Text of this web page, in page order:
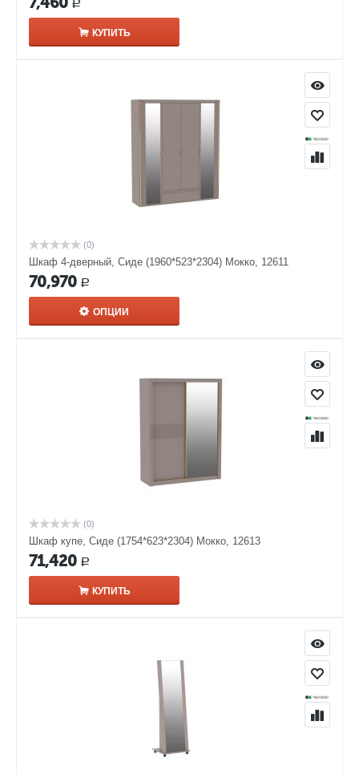
Р
КУПИТЬ
(0)
Шкаф 4-дверный, Сиде (1960*523*2304) Мокко, 12611
70,970 Р
ОПЦИИ
(0)
Шкаф купе, Сиде (1754*623*2304) Мокко, 12613
71,420 Р
КУПИТЬ